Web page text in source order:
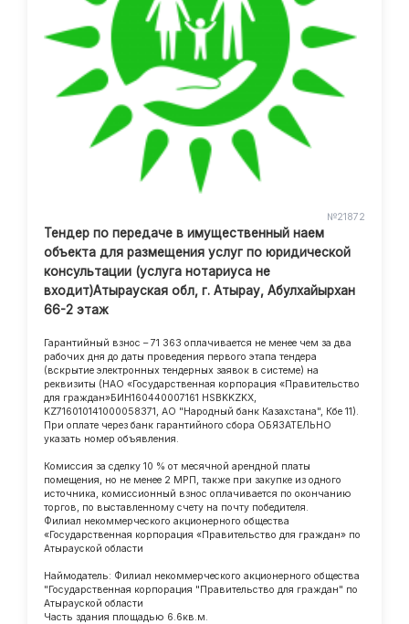
№21872
Тендер по передаче в имущественный наем
объекта для размещения услуг по юридической
консультации (услуга нотариуса не
входит)Атырауская обл, г. Атырау, Абулхайырхан
66-2 этаж
Гарантийный взнос – 71 363 оплачивается не менее чем за два
рабочих дня до даты проведения первого этапа тендера
(вскрытие электронных тендерных заявок в системе) на
реквизиты (НАО «Государственная корпорация «Правительство
для граждан»БИН160440007161 HSBKKZKX,
KZ716010141000058371, АО "Народный банк Казахстана", Кбе 11).
При оплате через банк гарантийного сбора ОБЯЗАТЕЛЬНО
указать номер объявления.
Комиссия за сделку 10 % от месячной арендной платы
помещения, но не менее 2 МРП, также при закупке из одного
источника, комиссионный взнос оплачивается по окончанию
торгов, по выставленному счету на почту победителя.
Филиал некоммерческого акционерного общества
«Государственная корпорация «Правительство для граждан» по
Атырауской области
Наймодатель: Филиал некоммерческого акционерного общества
"Государственная корпорация "Правительство для граждан" по
Атырауской области
Часть здания площадью 6.6кв.м.